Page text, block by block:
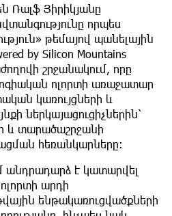
Ռալֆ Յիրիկյանը
որպես
թեմայով պանելային
by Silicon Mountains
շրջանակում, որը
ոլորտի առաջատար
կառույցների և
ներկայացուցիչներին՝
և տարածաշրջանի
հեռանկարները։
անդրադարձ է կատարվել
արդի
ենթակառուցվածքների